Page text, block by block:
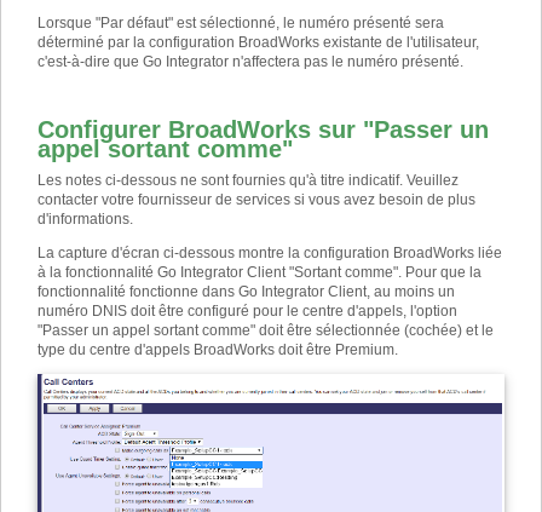
Lorsque "Par défaut" est sélectionné, le numéro présenté sera
déterminé par la configuration BroadWorks existante de l'utilisateur,
c'est-à-dire que Go Integrator n'affectera pas le numéro présenté.
Configurer BroadWorks sur "Passer un
appel sortant comme"
Les notes ci-dessous ne sont fournies qu'à titre indicatif. Veuillez
contacter votre fournisseur de services si vous avez besoin de plus
d'informations.
La capture d'écran ci-dessous montre la configuration BroadWorks liée
à la fonctionnalité Go Integrator Client "Sortant comme". Pour que la
fonctionnalité fonctionne dans Go Integrator Client, au moins un
numéro DNIS doit être configuré pour le centre d'appels, l'option
"Passer un appel sortant comme" doit être sélectionnée (cochée) et le
type du centre d'appels BroadWorks doit être Premium.